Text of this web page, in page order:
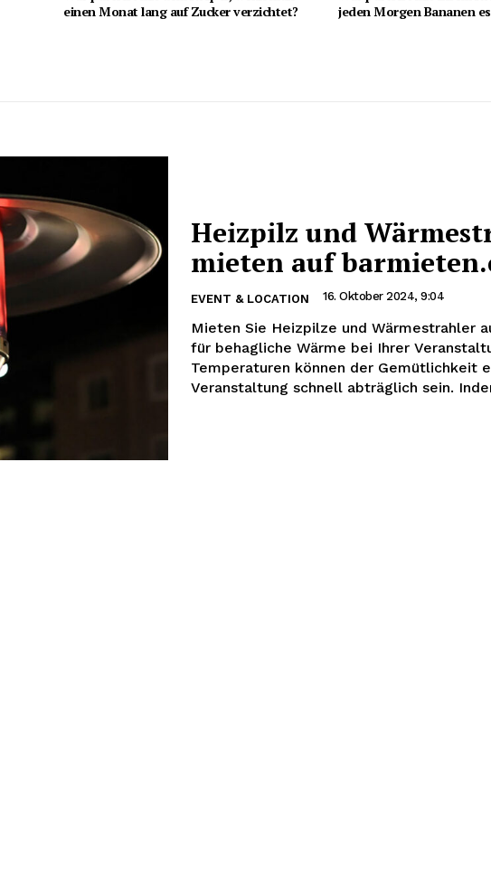
einen Monat lang auf Zucker verzichtet?
jeden Morgen Bananen
Heizpilz und
mieten auf
EVENT & LOCATION 16. Oktober 2024, 9:04
Mieten Sie Heizpilze und Wärmestrahler
für behagliche Wärme bei Ihrer
Temperaturen können der Gemütlichkeit
Veranstaltung schnell abträglich sein.